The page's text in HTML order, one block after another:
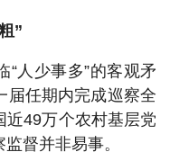
”
“人少事多”的客观矛
届任期内完成巡察全
近49万个农村基层党
督并非易事。